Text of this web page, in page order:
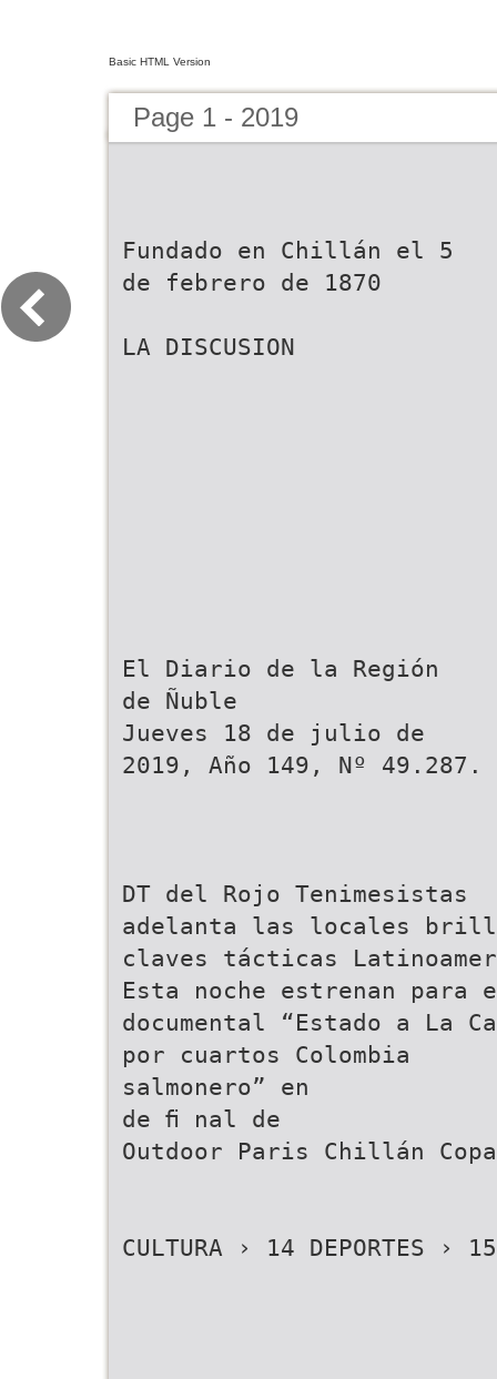
Basic HTML Version
Page 1 - 2019
Fundado en Chillán el 5
de febrero de 1870
LA DISCUSION
El Diario de la Región
de Ñuble
Jueves 18 de julio de
2019, Año 149, Nº
DT del Rojo Tenimesistas
adelanta las locales
claves tácticas
Esta noche estrenan
documental “Estado a La
por cuartos Colombia
salmonero” en
de ﬁ nal de
Outdoor Paris Chillán
CULTURA › 14 DEPORTES ›